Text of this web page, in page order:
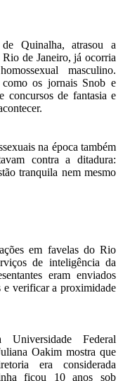
Quinalha, atrasou a
de Janeiro, já ocorria
masculino.
como os jornais Snob e
concursos de fantasia e
na época também
contra a ditadura:
tranquila nem mesmo
em favelas do Rio
de inteligência da
eram enviados
e verificar a proximidade
Federal
Oakim mostra que
era considerada
ficou 10 anos sob